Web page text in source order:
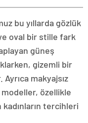
bu yıllarda gözlük
oval bir stille fark
güneş
gizemli bir
Ayrıca makyajsız
modeller, özellikle
tercihleri